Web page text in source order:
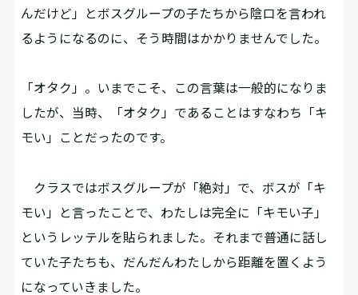
んだけど」とボスグループの子たちから陰口を言われ
るようになるのに、そう時間はかかりませんでした。
「オタク」。いまでこそ、この言葉は一般的になりま
したが、当時、「オタク」であることはすなわち「キ
モい」ことだったのです。
クラスではボスグループが「絶対」で、ボスが「キ
モい」と言ったことで、わたしは完全に「キモい子」
というレッテルを貼られました。それまで普通に話し
ていた子たちも、だんだんわたしから距離を置くよう
になっていきました。